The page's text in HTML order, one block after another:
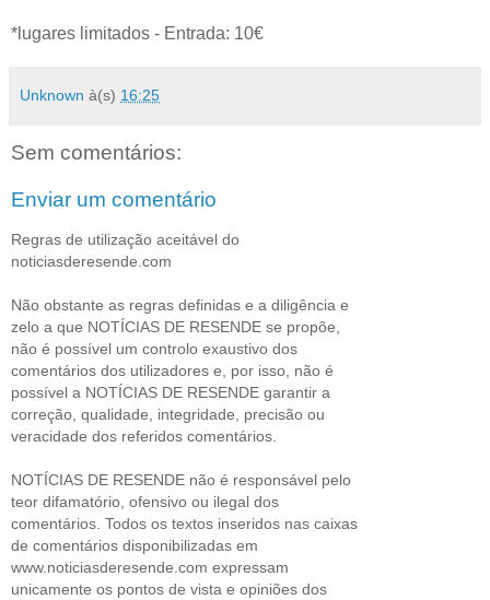
*lugares limitados - Entrada: 10€
Unknown à(s) 16:25
Sem comentários:
Enviar um comentário
Regras de utilização aceitável do
noticiasderesende.com
Não obstante as regras definidas e a diligência e
zelo a que NOTÍCIAS DE RESENDE se propõe,
não é possível um controlo exaustivo dos
comentários dos utilizadores e, por isso, não é
possível a NOTÍCIAS DE RESENDE garantir a
correção, qualidade, integridade, precisão ou
veracidade dos referidos comentários.
NOTÍCIAS DE RESENDE não é responsável pelo
teor difamatório, ofensivo ou ilegal dos
comentários. Todos os textos inseridos nas caixas
de comentários disponibilizadas em
www.noticiasderesende.com expressam
unicamente os pontos de vista e opiniões dos